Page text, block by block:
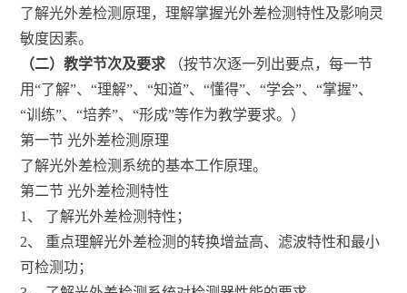
了解光外差检测原理，理解掌握光外差检测特性及影响灵
敏度因素。
（二）教学节次及要求 （按节次逐一列出要点，每一节
用“了解”、“理解”、“知道”、“懂得”、“学会”、“掌握”、
“训练”、“培养”、“形成”等作为教学要求。）
第一节 光外差检测原理
了解光外差检测系统的基本工作原理。
第二节 光外差检测特性
1、 了解光外差检测特性；
2、 重点理解光外差检测的转换增益高、滤波特性和最小
可检测功；